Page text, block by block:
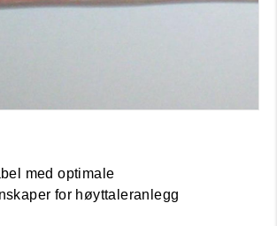
med optimale
for høyttaleranlegg